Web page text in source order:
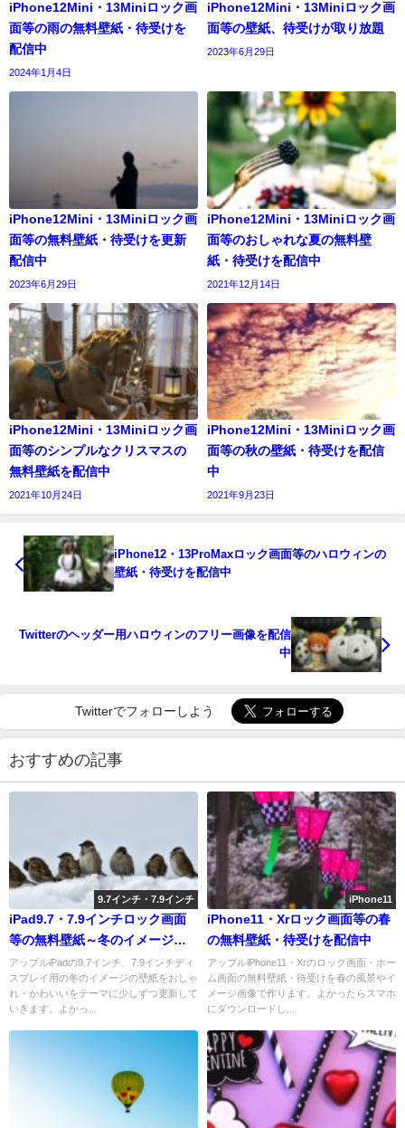
iPhone12Mini・13Miniロック画
面等の雨の無料壁紙・待受けを
配信中
2024年1月4日
iPhone12Mini・13Miniロック画
面等の壁紙、待受けが取り放題
2023年6月29日
iPhone12Mini・13Miniロック画
面等の無料壁紙・待受けを更新
配信中
2023年6月29日
iPhone12Mini・13Miniロック画
面等のおしゃれな夏の無料壁
紙・待受けを配信中
2021年12月14日
iPhone12Mini・13Miniロック画
面等のシンプルなクリスマスの
無料壁紙を配信中
2021年10月24日
iPhone12Mini・13Miniロック画
面等の秋の壁紙・待受けを配信
中
2021年9月23日
iPhone12・13ProMaxロック画面等のハロウィンの
壁紙・待受けを配信中
Twitterのヘッダー用ハロウィンのフリー画像を配信
中
Twitterでフォローしよう
おすすめの記事
9.7インチ・7.9インチ
iPad9.7・7.9インチロック画面
等の無料壁紙～冬のイメージギ
ャラリー～
アップルiPadの9.7インチ、7.9インチディ
スプレイ用の冬のイメージの壁紙をおしゃ
れ・かわいいをテーマに少しずつ更新して
いきます。よかっ...
iPhone11
iPhone11・Xrロック画面等の春
の無料壁紙・待受けを配信中
アップルiPhone11・Xrのロック画面・ホー
ム画面の無料壁紙・待受けを春の風景やイ
メージ画像で作ります。よかったらスマホ
にダウンロードし...